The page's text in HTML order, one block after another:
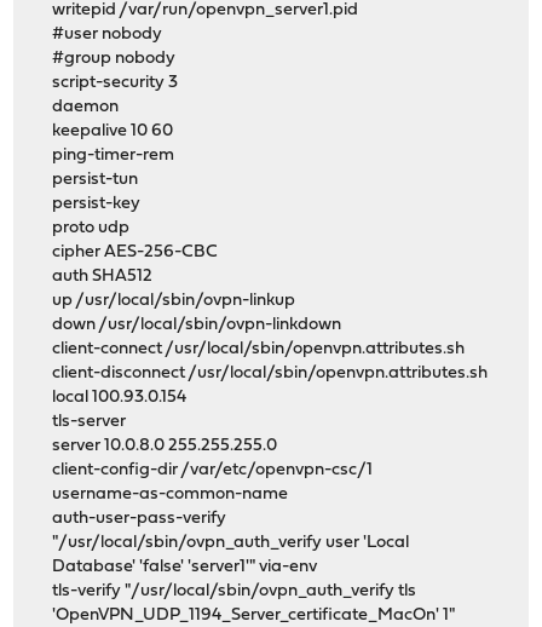
writepid /var/run/openvpn_server1.pid
#user nobody
#group nobody
script-security 3
daemon
keepalive 10 60
ping-timer-rem
persist-tun
persist-key
proto udp
cipher AES-256-CBC
auth SHA512
up /usr/local/sbin/ovpn-linkup
down /usr/local/sbin/ovpn-linkdown
client-connect /usr/local/sbin/openvpn.attributes.sh
client-disconnect /usr/local/sbin/openvpn.attributes.sh
local 100.93.0.154
tls-server
server 10.0.8.0 255.255.255.0
client-config-dir /var/etc/openvpn-csc/1
username-as-common-name
auth-user-pass-verify
"/usr/local/sbin/ovpn_auth_verify user 'Local
Database' 'false' 'server1'" via-env
tls-verify "/usr/local/sbin/ovpn_auth_verify tls
'OpenVPN_UDP_1194_Server_certificate_MacOn' 1"